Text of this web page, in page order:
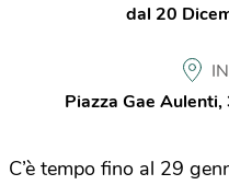
dal 20
Piazza Gae
C’è tempo fino al 29